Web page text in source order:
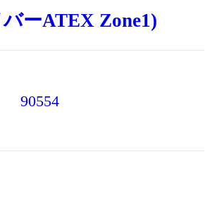
ーATEX Zone1)
90554